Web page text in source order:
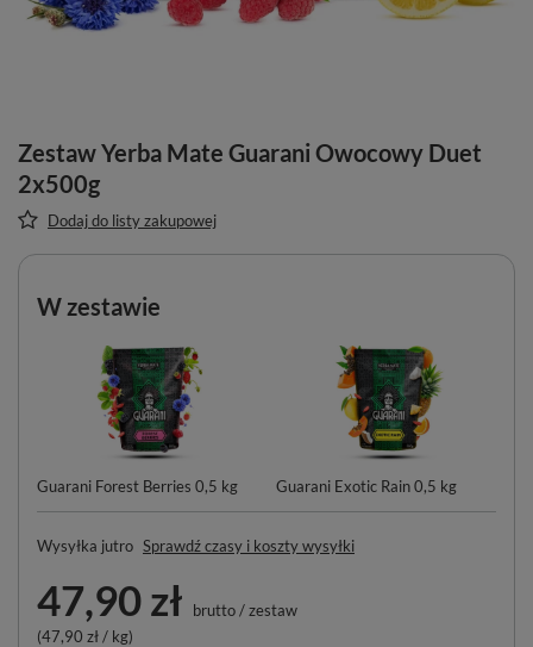
Zestaw Yerba Mate Guarani Owocowy Duet
2x500g
Dodaj do listy zakupowej
W zestawie
Guarani Forest Berries 0,5 kg Guarani Exotic Rain 0,5 kg
Wysyłka jutro Sprawdź czasy i koszty wysyłki
47,90 zł brutto/zestaw
(47,90 zł / kg)